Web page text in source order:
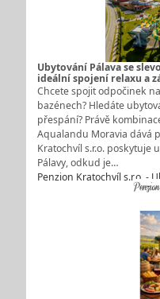
Ubytování Pálava se
ideální spojení relaxu a
Chcete spojit odpočinek
bazénech? Hledáte
přespání? Právě
Aqualandu Moravia dává
Kratochvíl s.r.o. poskytuje
Pálavy, odkud je…
Penzion Kratochvíl s.r.o. -